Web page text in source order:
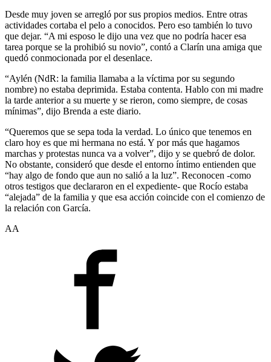
Desde muy joven se arregló por sus propios medios. Entre otras
actividades cortaba el pelo a conocidos. Pero eso también lo tuvo
que dejar. “A mi esposo le dijo una vez que no podría hacer esa
tarea porque se la prohibió su novio”, contó a Clarín una amiga que
quedó conmocionada por el desenlace.
“Aylén (NdR: la familia llamaba a la víctima por su segundo
nombre) no estaba deprimida. Estaba contenta. Hablo con mi madre
la tarde anterior a su muerte y se rieron, como siempre, de cosas
mínimas”, dijo Brenda a este diario.
“Queremos que se sepa toda la verdad. Lo único que tenemos en
claro hoy es que mi hermana no está. Y por más que hagamos
marchas y protestas nunca va a volver”, dijo y se quebró de dolor.
No obstante, consideró que desde el entorno íntimo entienden que
“hay algo de fondo que aun no salió a la luz”. Reconocen -como
otros testigos que declararon en el expediente- que Rocío estaba
“alejada” de la familia y que esa acción coincide con el comienzo de
la relación con García.
AA